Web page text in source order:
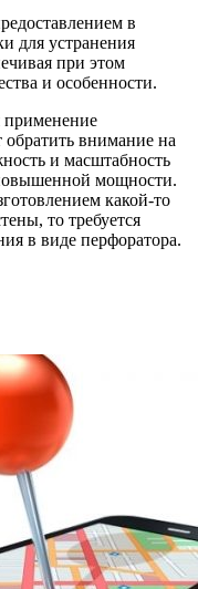
в
для устранения
при этом
и особенности.
применение
обратить внимание на
и масштабность
мощности.
какой-то
то требуется
в виде перфоратора.